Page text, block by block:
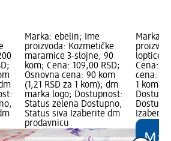
Marka: ebelin; Ime
proizvoda: Kozmetičke
maramice 3-slojne, 90
kom; Cena: 109,00 RSD;
Osnovna cena: 90 kom
(1,21 RSD za 1 kom); dm
marka logo; Dostupnost:
Status zelena Dostupno,
Status siva Izaberite dm
prodavnicu
Marka:
loptice
Cena:
cena:
1 kom);